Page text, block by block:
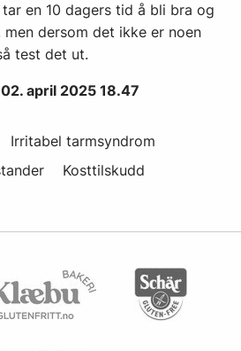
en 10 dagers tid å bli bra og
dersom det ikke er noen
test det ut.
april 2025 18.47
Irritabel tarmsyndrom
Kosttilskudd